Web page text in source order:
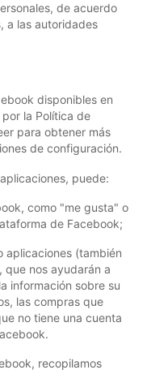
de acuerdo
a las autoridades
disponibles en
la Política de
para obtener más
de configuración.
puede:
como "me gusta" o
de Facebook;
aplicaciones (también
nos ayudarán a
información sobre su
las compras que
no tiene una cuenta
recopilamos